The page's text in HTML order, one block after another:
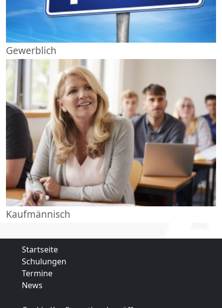
Gewerblich
Kaufmännisch
Startseite
Schulungen
Termine
News